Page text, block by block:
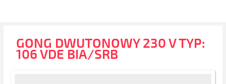
GONG DWUTONOWY 230 V TYP:
106 VDE BIA/SRB